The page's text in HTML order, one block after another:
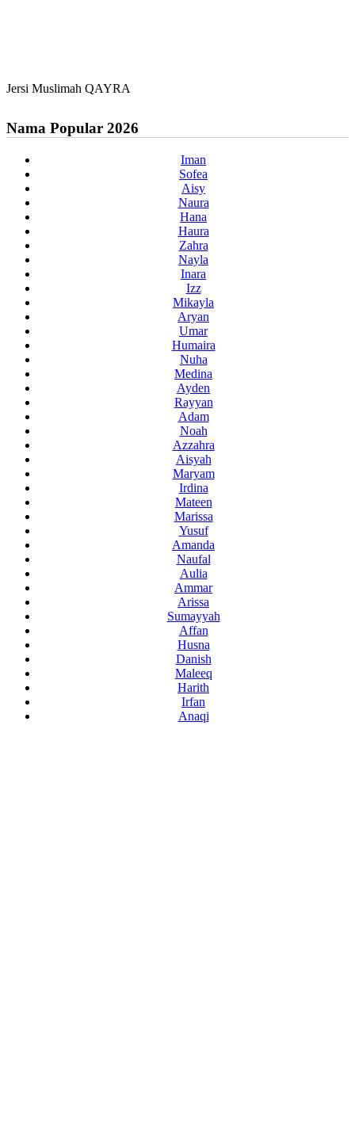
Jersi Muslimah QAYRA
Nama Popular 2026
Iman
Sofea
Aisy
Naura
Hana
Haura
Zahra
Nayla
Inara
Izz
Mikayla
Aryan
Umar
Humaira
Nuha
Medina
Ayden
Rayyan
Adam
Noah
Azzahra
Aisyah
Maryam
Irdina
Mateen
Marissa
Yusuf
Amanda
Naufal
Aulia
Ammar
Arissa
Sumayyah
Affan
Husna
Danish
Maleeq
Harith
Irfan
Anaqi